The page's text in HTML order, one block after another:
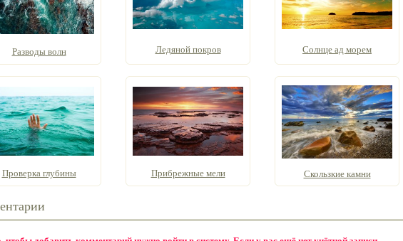
Разводы волн Ледяной покров Солнце ад морем
Проверка глубины Прибрежные мели Скользкие камни